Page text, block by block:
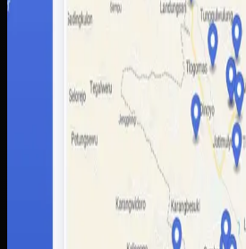
Kami membangun peta interaktif
data lokasi, kategori destinasi, dan
lebih mudah dibaca pengguna.
alur pengelolaan data yang lebih
informasi wisata tanpa bergantung
Baca studi kasus